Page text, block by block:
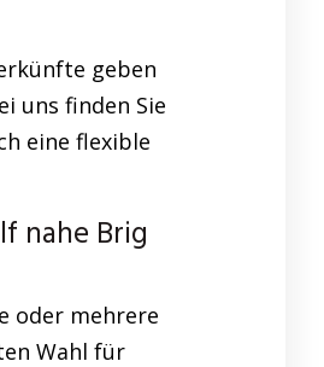
geben
uns finden Sie
eine flexible
nahe Brig
oder mehrere
Wahl für